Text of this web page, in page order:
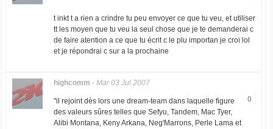
t inkt t a rien a crindre tu peu envoyer ce que tu veu, et utiliser
tt les moyen que tu veu la seul chose que je te demanderai c
de faire atention a ce que tu écrit c le plu importan je croi lol
et je répondrai c sur a la prochaine
highcomm - Mar 03 Jul 2007
0
"il rejoint dès lors une dream-team dans laquelle figure
des valeurs sûres telles que Sefyu, Tandem, Mac Tyer,
Alibi Montana, Keny Arkana, Neg'Marrons, Perle Lama et